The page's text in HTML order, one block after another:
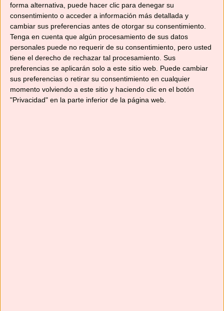
forma alternativa, puede hacer clic para denegar su
consentimiento o acceder a información más detallada y
cambiar sus preferencias antes de otorgar su consentimiento.
Tenga en cuenta que algún procesamiento de sus datos
personales puede no requerir de su consentimiento, pero usted
tiene el derecho de rechazar tal procesamiento. Sus
preferencias se aplicarán solo a este sitio web. Puede cambiar
sus preferencias o retirar su consentimiento en cualquier
momento volviendo a este sitio y haciendo clic en el botón
"Privacidad" en la parte inferior de la página web.
YouTube